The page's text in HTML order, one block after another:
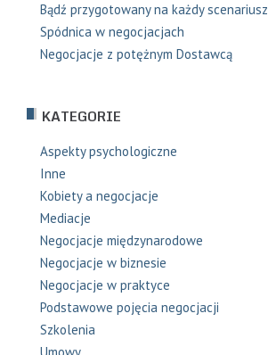
Bądź przygotowany na każdy scenariusz
Spódnica w negocjacjach
Negocjacje z potężnym Dostawcą
KATEGORIE
Aspekty psychologiczne
Inne
Kobiety a negocjacje
Mediacje
Negocjacje międzynarodowe
Negocjacje w biznesie
Negocjacje w praktyce
Podstawowe pojęcia negocjacji
Szkolenia